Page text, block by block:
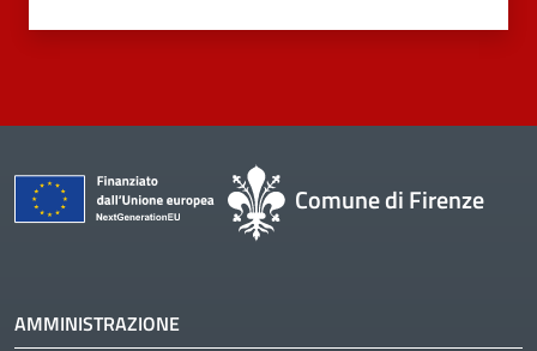
Comune di Firenze
AMMINISTRAZIONE